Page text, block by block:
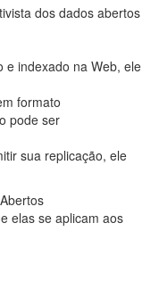
dos dados abertos
e indexado na Web, ele
formato
pode ser
sua replicação, ele
elas se aplicam aos